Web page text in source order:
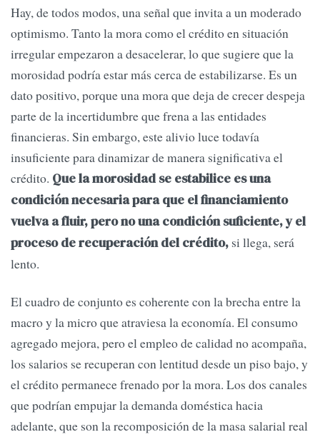
Hay, de todos modos, una señal que invita a un moderado
optimismo. Tanto la mora como el crédito en situación
irregular empezaron a desacelerar, lo que sugiere que la
morosidad podría estar más cerca de estabilizarse. Es un
dato positivo, porque una mora que deja de crecer despeja
parte de la incertidumbre que frena a las entidades
financieras. Sin embargo, este alivio luce todavía
insuficiente para dinamizar de manera significativa el
crédito. Que la morosidad se estabilice es una
condición necesaria para que el financiamiento
vuelva a fluir, pero no una condición suficiente, y el
proceso de recuperación del crédito, si llega, será
lento.
El cuadro de conjunto es coherente con la brecha entre la
macro y la micro que atraviesa la economía. El consumo
agregado mejora, pero el empleo de calidad no acompaña,
los salarios se recuperan con lentitud desde un piso bajo, y
el crédito permanece frenado por la mora. Los dos canales
que podrían empujar la demanda doméstica hacia
adelante, que son la recomposición de la masa salarial real